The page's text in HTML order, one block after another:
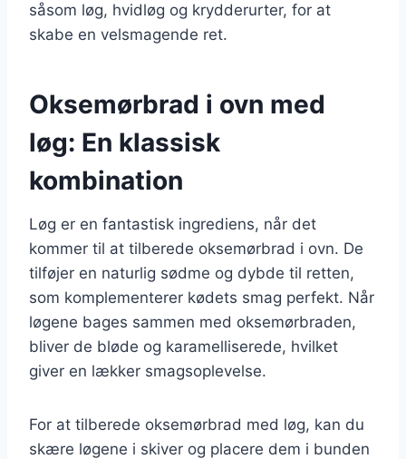
såsom løg, hvidløg og krydderurter, for at
skabe en velsmagende ret.
Oksemørbrad i ovn med
løg: En klassisk
kombination
Løg er en fantastisk ingrediens, når det
kommer til at tilberede oksemørbrad i ovn. De
tilføjer en naturlig sødme og dybde til retten,
som komplementerer kødets smag perfekt. Når
løgene bages sammen med oksemørbraden,
bliver de bløde og karamelliserede, hvilket
giver en lækker smagsoplevelse.
For at tilberede oksemørbrad med løg, kan du
skære løgene i skiver og placere dem i bunden